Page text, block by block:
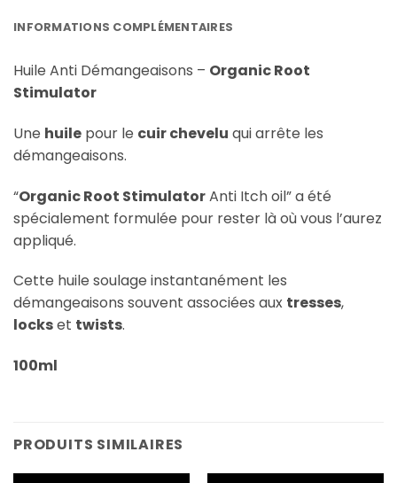
INFORMATIONS COMPLÉMENTAIRES
Huile Anti Démangeaisons – Organic Root
Stimulator
Une huile pour le cuir chevelu qui arrête les
démangeaisons.
“Organic Root StimulatorAnti Itch oil” a été
spécialement formulée pour rester là où vous l’aurez
appliqué.
Cette huile soulage instantanément les
démangeaisons souvent associées aux tresses,
lockset twists.
100ml
PRODUITS SIMILAIRES